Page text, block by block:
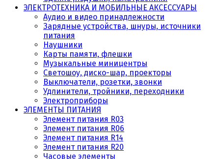
ЭЛЕКТРОТЕХНИКА И МОБИЛЬНЫЕ АКСЕССУАРЫ
Аудио и видео принадлежности
Зарядные устройства, шнуры, источники
питания
Наушники
Карты памяти, флешки
Музыкальные миницентры
Светошоу, диско-шар, проекторы
Выключатели, розетки, звонки
Удлинители, тройники, переходники
Электроприборы
ЭЛЕМЕНТЫ ПИТАНИЯ
Элемент питания R03
Элемент питания R06
Элемент питания R14
Элемент питания R20
Часовые элементы